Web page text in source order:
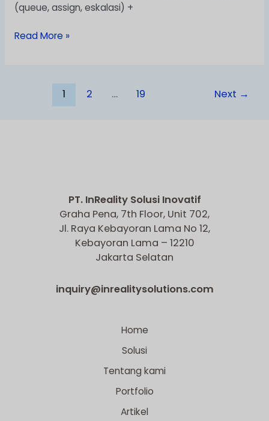
(queue, assign, eskalasi) +
Read More »
1 2 … 19 Next →
PT. InReality Solusi Inovatif
Graha Pena, 7th Floor, Unit 702,
Jl. Raya Kebayoran Lama No 12,
Kebayoran Lama – 12210
Jakarta Selatan
inquiry@inrealitysolutions.com
Home
Solusi
Tentang kami
Portfolio
Artikel